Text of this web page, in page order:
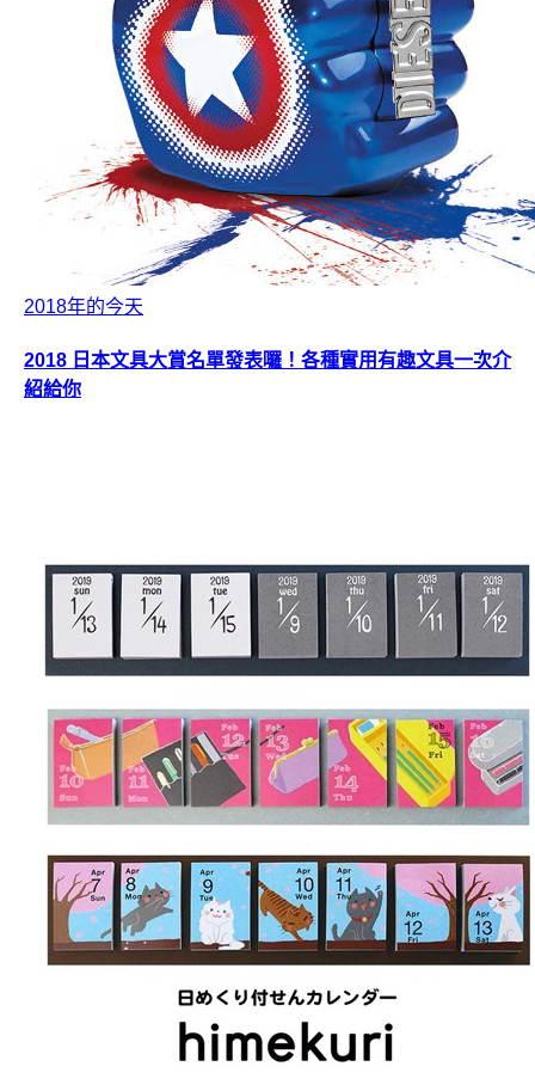
2018年的今天
2018 日本文具大賞名單發表囉！各種實用有趣文具一次介
紹給你